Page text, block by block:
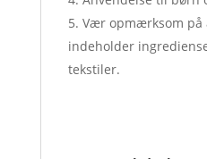
Vær opmærksom på
indeholder
tekstiler.